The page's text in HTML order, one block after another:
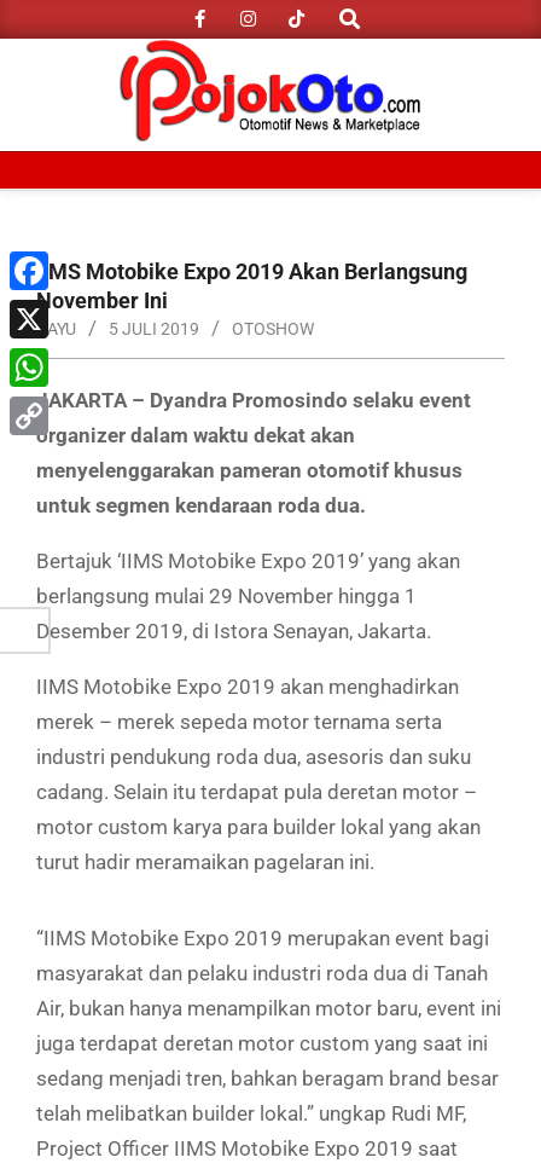
to
Search
MenuIIMS Motobike Expo 2019 Akan Berlangsung
November Ini
BAYU 5 JULI 2019 OTOSHOW
JAKARTA – Dyandra Promosindo selaku event
organizer dalam waktu dekat akan
menyelenggarakan pameran otomotif khusus
untuk segmen kendaraan roda dua.
Bertajuk ‘IIMS Motobike Expo 2019’ yang akan
berlangsung mulai 29 November hingga 1
Desember 2019, di Istora Senayan, Jakarta.
IIMS Motobike Expo 2019 akan menghadirkan
merek – merek sepeda motor ternama serta
industri pendukung roda dua, asesoris dan suku
cadang. Selain itu terdapat pula deretan motor –
motor custom karya para builder lokal yang akan
turut hadir meramaikan pagelaran ini.
“IIMS Motobike Expo 2019 merupakan event bagi
masyarakat dan pelaku industri roda dua di Tanah
Air, bukan hanya menampilkan motor baru, event ini
juga terdapat deretan motor custom yang saat ini
sedang menjadi tren, bahkan beragam brand besar
telah melibatkan builder lokal.” ungkap Rudi MF,
Project Officer IIMS Motobike Expo 2019 saat
Facebook
X
WhatsApp